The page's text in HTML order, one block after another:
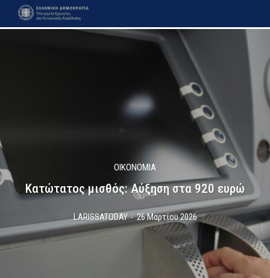
ΟΙΚΟΝΟΜΙΑ
Κατώτατος μισθός: Αύξηση στα 920 ευρώ
LARISSATODAY - 26 Μαρτίου 2026